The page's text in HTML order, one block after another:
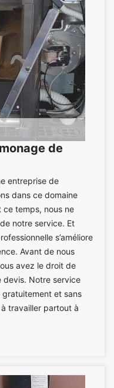
de
entreprise de
dans ce domaine
ce temps, nous ne
notre service. Et
s’améliore
Avant de nous
avez le droit de
devis. Notre service
gratuitement et sans
travailler partout à